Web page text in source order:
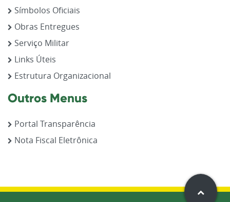
Símbolos Oficiais
Obras Entregues
Serviço Militar
Links Úteis
Estrutura Organizacional
Outros Menus
Portal Transparência
Nota Fiscal Eletrônica